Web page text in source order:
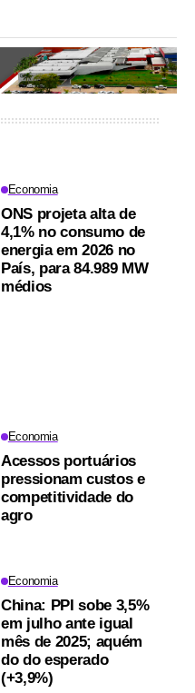
Economia
ONS projeta alta de
4,1% no consumo de
energia em 2026 no
País, para 84.989 MW
médios
Economia
Acessos portuários
pressionam custos e
competitividade do
agro
Economia
China: PPI sobe 3,5%
em julho ante igual
mês de 2025; aquém
do do esperado
(+3,9%)